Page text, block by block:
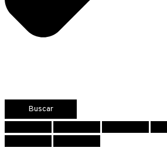
Buscar